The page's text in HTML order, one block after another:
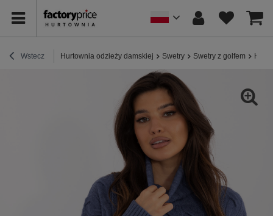
Wstecz Hurtownia odzieży damskiej Swetry Swetry z golfem Hurt